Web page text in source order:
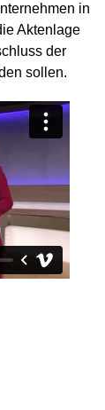
in
Aktenlage
der
sollen.